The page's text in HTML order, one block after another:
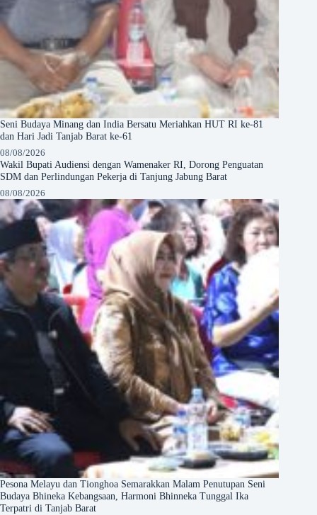
Seni Budaya Minang dan India Bersatu Meriahkan HUT RI ke-81
dan Hari Jadi Tanjab Barat ke-61
08/08/2026
Wakil Bupati Audiensi dengan Wamenaker RI, Dorong Penguatan
SDM dan Perlindungan Pekerja di Tanjung Jabung Barat
08/08/2026
Pesona Melayu dan Tionghoa Semarakkan Malam Penutupan Seni
Budaya Bhineka Kebangsaan, Harmoni Bhinneka Tunggal Ika
Terpatri di Tanjab Barat